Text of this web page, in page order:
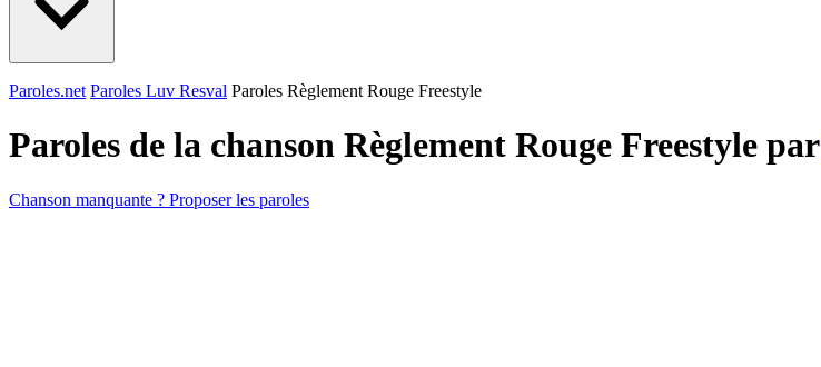
Paroles.net Paroles Luv Resval Paroles Règlement Rouge Freestyle
Paroles de la chanson Règlement Rouge Freestyle par
Chanson manquante ? Proposer les paroles